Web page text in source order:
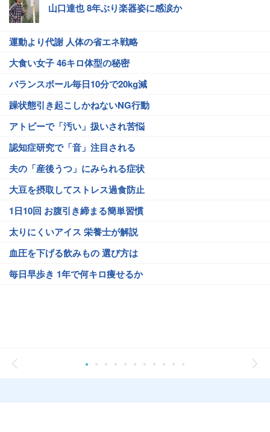
山口達也 8年ぶり楽器姿に感涙か
運動より代謝 人体の省エネ戦略
大食い女子 46キロ体型の秘密
バランスボール毎日10分で20kg減
躁状態引き起こしかねないNG行動
アトピーで「汚い」扱いされ苦悩
認知症研究で「音」注目される
夫の「産後うつ」にみられる症状
大豆を摂取してストレス過食防止
1日10回 お腹引き締まる簡単習慣
太りにくいアイス 栄養士が解説
血圧を下げる飲みもの 選び方は
毎日早歩き 1年で何キロ痩せるか